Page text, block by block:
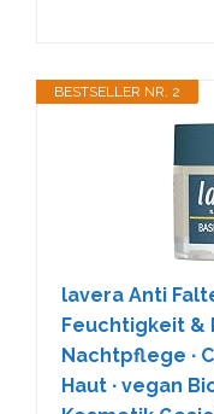
BESTSELLER NR. 2
lavera Anti
Feuchtigkeit &
Nachtpflege ∙
Haut ∙ vegan